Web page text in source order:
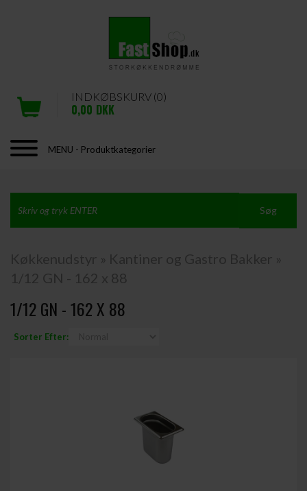
INDKØBSKURV (0)
0,00 DKK
MENU - Produktkategorier
Køkkenudstyr » Kantiner og Gastro Bakker »
1/12 GN - 162 x 88
1/12 GN - 162 X 88
Sorter Efter: